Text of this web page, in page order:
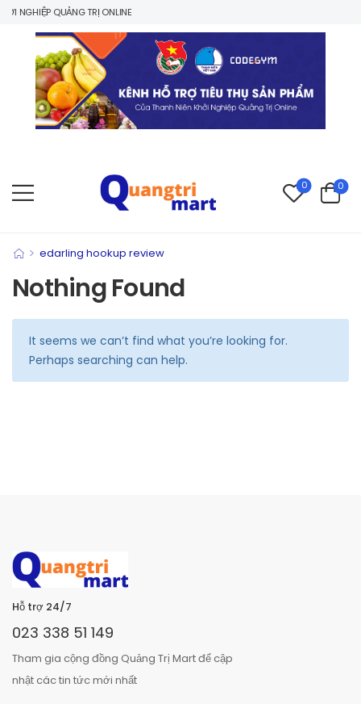
NGHIỆP QUẢNG TRỊ ONLINE
0 0
> edarling hookup review
Nothing Found
It seems we can’t find what you’re looking for.
Perhaps searching can help.
Hỗ trợ 24/7
023 338 51 149
Tham gia cộng đồng Quảng Trị Mart để cập
nhật các tin tức mới nhất